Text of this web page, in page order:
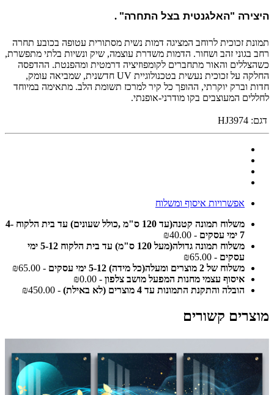
היצירה "האלגנטית בצל התחרה"
.
תמונת זכוכית לרוחב המציגה דמות נשית מסתורית עטופה בכובע תחרה
רחב בגוני זהב ושחור. הדמות משדרת עוצמה, שיק ונשיות בלתי מתפשרת,
כשהצללים והאור מתחברים לקומפוזיציה דרמטית ומהפנטת. ההדפסה
החלקה על זכוכית נעשית בטכנולוגיית UV חדשנית, שמביאה עומק,
חדות וברק יוקרתי, ההופך כל קיר למרכז תשומת הלב. מתאימה במיוחד
לחללים המעוצבים בקו מודרני-אופנתי.
דגם: HJ3974
אפשרויות איסוף ומשלוח
משלוח תמונה קטנה(עד 120 ס"מ ,כולל שעונים) עד בית הלקוח 4-
7 ימי עסקים
- ₪40.00
משלוח תמונה גדולה(מעל 120 ס"מ) עד בית הלקוח 5-12 ימי
עסקים - ₪65.00
משלוח של 2 מוצרים ומעלה(כל מידה) 5-12 ימי עסקים
- ₪65.00
איסוף עצמי מחנות המפעל מושב צלפון - ₪0.00
הובלה והתקנת התמונות עד 4 מוצרים (לא באילת)
- ₪450.00
מוצרים קשורים